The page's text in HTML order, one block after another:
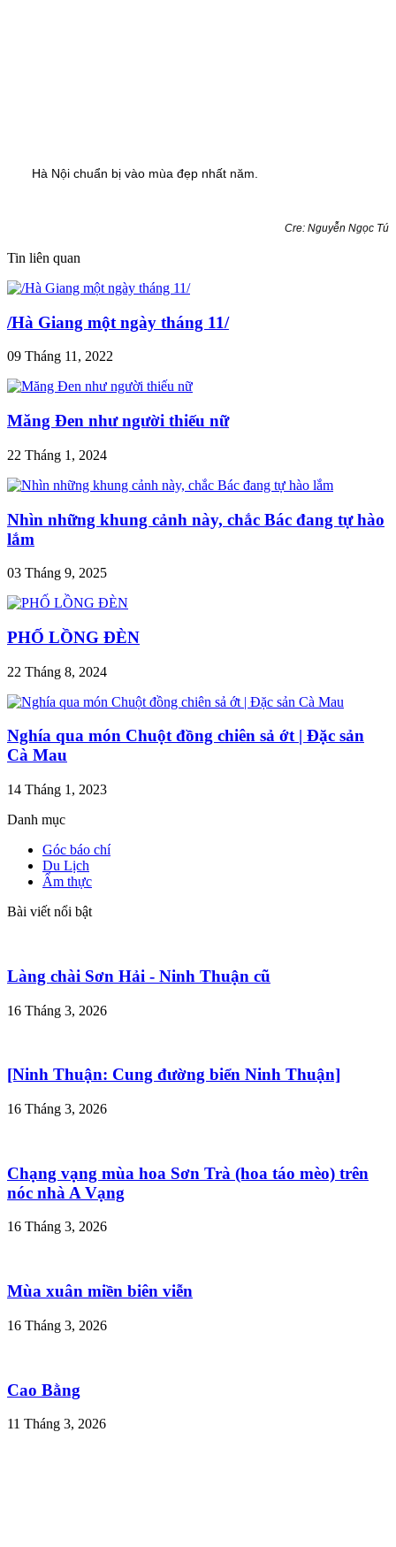
Hà Nội chuẩn bị vào mùa đẹp nhất năm.
Cre: Nguyễn Ngọc Tú
Tin liên quan
/Hà Giang một ngày tháng 11/
09 Tháng 11, 2022
Măng Đen như người thiếu nữ
22 Tháng 1, 2024
Nhìn những khung cảnh này, chắc Bác đang tự hào
lắm
03 Tháng 9, 2025
PHỐ LỒNG ĐÈN
22 Tháng 8, 2024
Nghía qua món Chuột đồng chiên sả ớt | Đặc sản
Cà Mau
14 Tháng 1, 2023
Danh mục
Góc báo chí
Du Lịch
Ẩm thực
Bài viết nổi bật
Làng chài Sơn Hải - Ninh Thuận cũ
16 Tháng 3, 2026
[Ninh Thuận: Cung đường biển Ninh Thuận]
16 Tháng 3, 2026
Chạng vạng mùa hoa Sơn Trà (hoa táo mèo) trên
nóc nhà A Vạng
16 Tháng 3, 2026
Mùa xuân miền biên viễn
16 Tháng 3, 2026
Cao Bằng
11 Tháng 3, 2026